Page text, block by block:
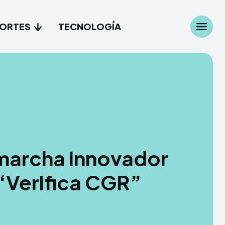
TECNOLOGÍA
innovador
CGR”